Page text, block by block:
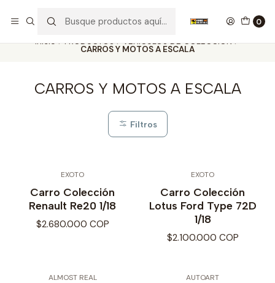
0
Inicio PRODUCTOS VEHÍCULOS DE COLECCIÓN
CARROS Y MOTOS A ESCALA
CARROS Y MOTOS A ESCALA
Filtros
EXOTO
Carro Colección
Renault Re20 1/18
$2.680.000 COP
EXOTO
Carro Colección
Lotus Ford Type 72D
1/18
$2.100.000 COP
ALMOST REAL AUTOART